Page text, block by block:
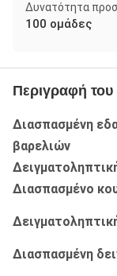
Δυνατότητα
100 ομάδες
Περιγραφή του
Διασπασμένη
βαρελιών
Διασπασμένο
Διασπασμένη